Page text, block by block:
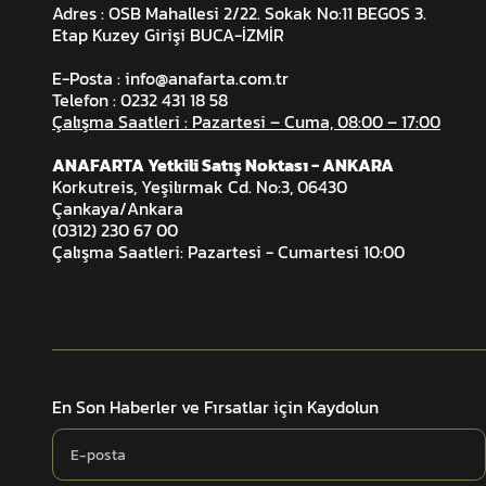
Adres : OSB Mahallesi 2/22. Sokak No:11 BEGOS 3.
Etap Kuzey Girişi BUCA-İZMİR
E-Posta :info@anafarta.com.tr
Telefon : 0232 431 18 58
Çalışma Saatleri : Pazartesi – Cuma, 08:00 – 17:00
ANAFARTA Yetkili Satış Noktası - ANKARA
Korkutreis, Yeşilırmak Cd. No:3, 06430
Çankaya/Ankara
(0312) 230 67 00
Çalışma Saatleri: Pazartesi - Cumartesi 10:00
En Son Haberler ve Fırsatlar için Kaydolun